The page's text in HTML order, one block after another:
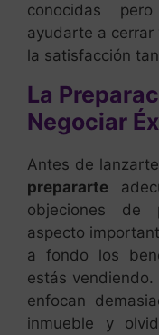
conocidas
ayudarte a
la satisfacción
La
Negociar
Antes de
prepararte
objeciones de
aspecto
a fondo los
estás
enfocan
inmueble y